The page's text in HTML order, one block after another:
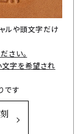
ルや頭文字だけ
さい。
文字を希望され
です